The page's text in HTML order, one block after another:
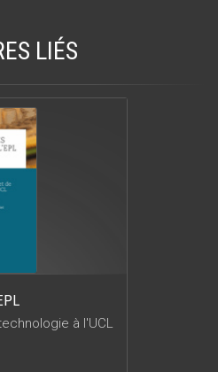
LIÉS
à l'UCL